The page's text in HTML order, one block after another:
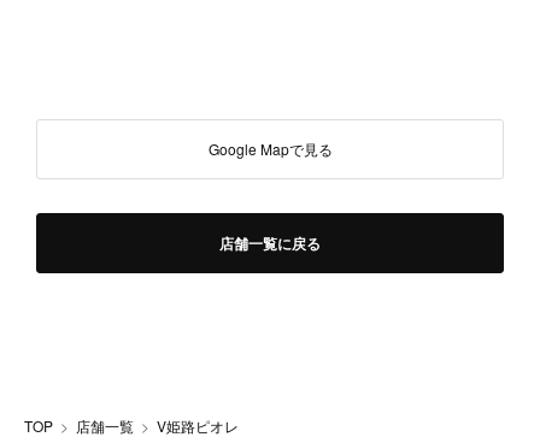
Google Mapで見る
店舗一覧に戻る
TOP 店舗一覧 V姫路ピオレ